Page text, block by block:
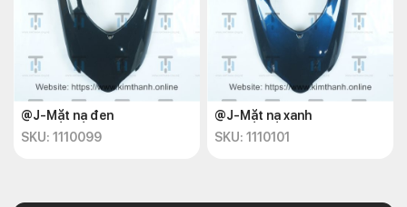
@J-Mặt nạ đen
SKU: 1110099
@J-Mặt nạ xanh
SKU: 1110101